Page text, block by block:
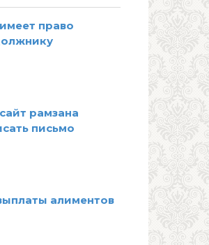
право
рамзана
письмо
алиментов